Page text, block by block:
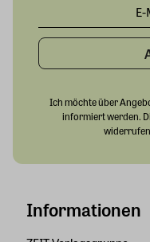
Informationen
Ich möchte über
informiert werden.